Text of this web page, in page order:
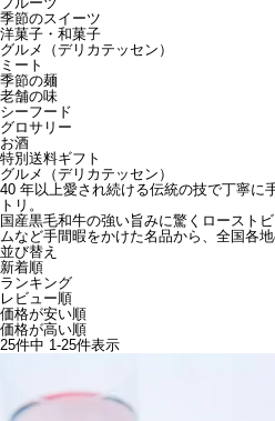
季節のスイーツ
洋菓子・和菓子
グルメ（デリカテッセン）
ミート
季節の麺
老舗の味
シーフード
グロサリー
お酒
特別送料ギフト
グルメ（デリカテッセン）
40 年以上愛され続ける伝統の技で丁寧に
トリ。
国産黒毛和牛の強い旨みに驚くロースト
ムなど手間暇をかけた名品から、全国各地
並び替え
新着順
ランキング
レビュー順
価格が安い順
価格が高い順
25件中 1-25件表示